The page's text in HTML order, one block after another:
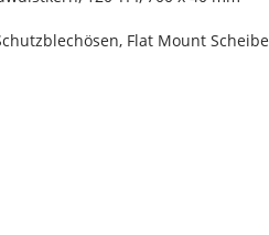
Flat Mount